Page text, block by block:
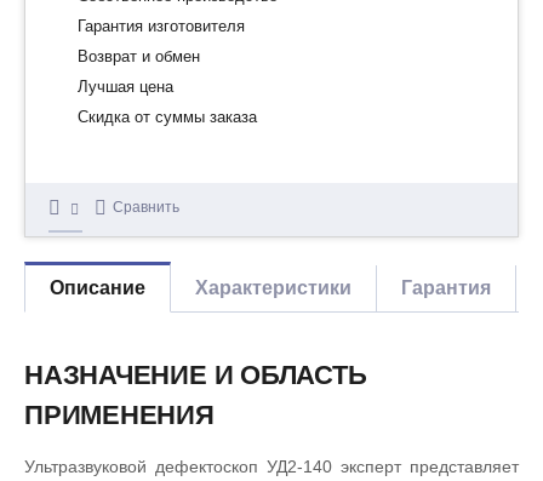
Гарантия изготовителя
Возврат и обмен
Лучшая цена
Скидка от суммы заказа
Сравнить
Описание Характеристики Гарантия
НАЗНАЧЕНИЕ И ОБЛАСТЬ
ПРИМЕНЕНИЯ
Ультразвуковой дефектоскоп УД2-140 эксперт представляет